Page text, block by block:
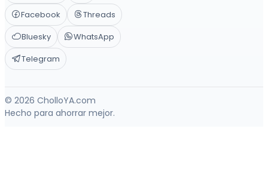
Facebook
Threads
Bluesky
WhatsApp
Telegram
© 2026 CholloYA.com
Hecho para ahorrar mejor.